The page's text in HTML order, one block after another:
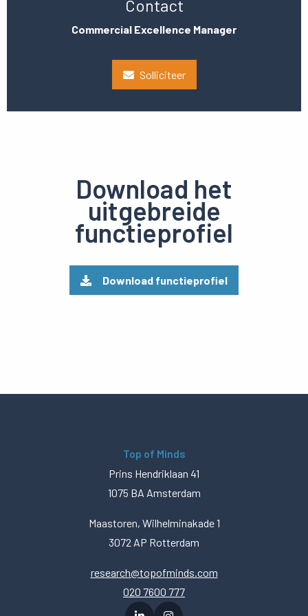
Contact
Commercial Excellence Manager
Solliciteer
Download het
uitgebreide
functieprofiel
Download functieprofiel
Top of Minds
Prins Hendriklaan 41
1075 BA Amsterdam
Maastoren, Wilhelminakade 1
3072 AP Rotterdam
research@topofminds.com
020 7600 777